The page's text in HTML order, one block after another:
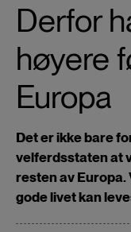
Derfor
høyere
Europa
Det er ikke bare
velferdsstaten at
resten av Europa.
gode livet kan